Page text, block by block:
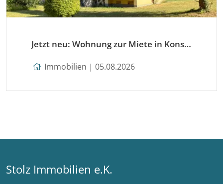
Jetzt neu: Wohnung zur Miete in Konstanz
Immobilien | 05.08.2026
Stolz Immobilien e.K.